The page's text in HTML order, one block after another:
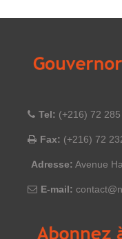
Tel: (+216) 72
Fax: (+216) 72
Adresse: Avenue
E-mail: